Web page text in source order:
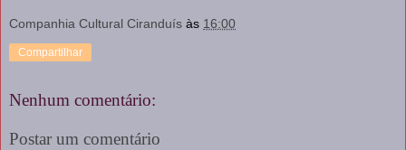
Companhia Cultural Ciranduís às 16:00
Compartilhar
Nenhum comentário:
Postar um comentário